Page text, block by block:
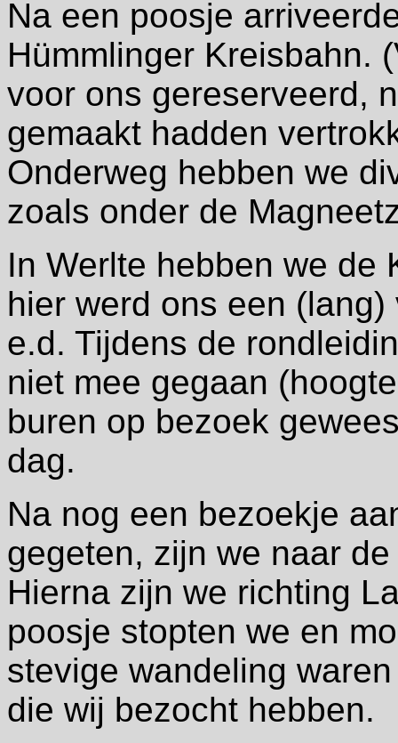
Na een poosje
Hümmlinger Kreisbahn.
voor ons gereserveerd,
gemaakt hadden
Onderweg hebben we
zoals onder de
In Werlte hebben we de
hier werd ons een
e.d. Tijdens de
niet mee gegaan
buren op bezoek
dag.
Na nog een bezoekje
gegeten, zijn we naar
Hierna zijn we richting
poosje stopten we en
stevige wandeling
die wij bezocht hebben.